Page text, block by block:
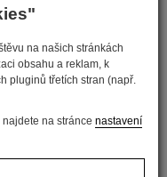
na našich stránkách
obsahu a reklam, k
pluginů třetích stran (např.
na stránce nastavení